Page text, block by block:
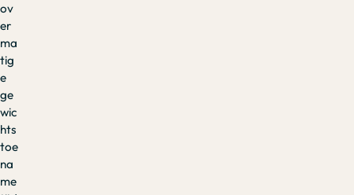
ov
er
ma
tig
e
ge
wic
hts
toe
na
me